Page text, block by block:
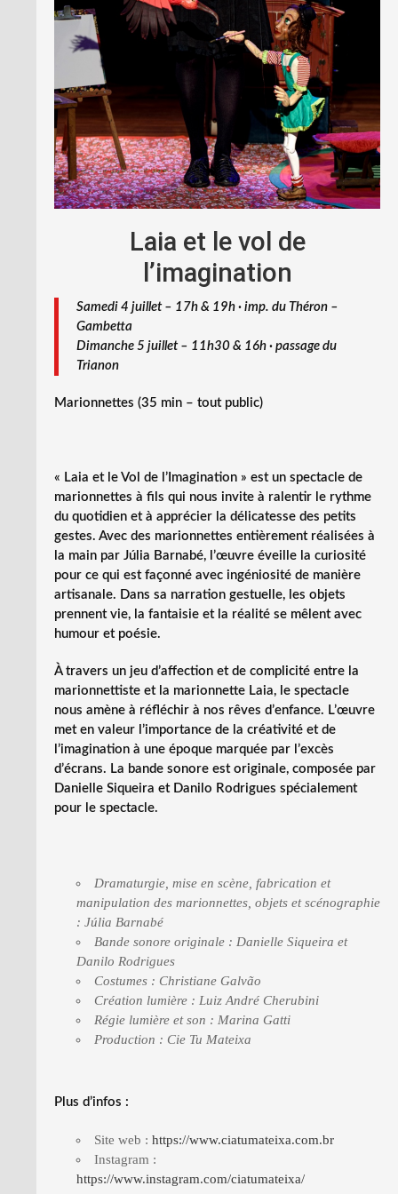
Laia et le vol de
l’imagination
Samedi 4 juillet – 17h & 19h · imp. du Théron –
Gambetta
Dimanche 5 juillet – 11h30 & 16h · passage du
Trianon
Marionnettes (35 min – tout public)
« Laia et le Vol de l’Imagination » est un spectacle de
marionnettes à fils qui nous invite à ralentir le rythme
du quotidien et à apprécier la délicatesse des petits
gestes. Avec des marionnettes entièrement réalisées à
la main par Júlia Barnabé, l’œuvre éveille la curiosité
pour ce qui est façonné avec ingéniosité de manière
artisanale. Dans sa narration gestuelle, les objets
prennent vie, la fantaisie et la réalité se mêlent avec
humour et poésie.
À travers un jeu d’affection et de complicité entre la
marionnettiste et la marionnette Laia, le spectacle
nous amène à réfléchir à nos rêves d’enfance. L’œuvre
met en valeur l’importance de la créativité et de
l’imagination à une époque marquée par l’excès
d’écrans. La bande sonore est originale, composée par
Danielle Siqueira et Danilo Rodrigues spécialement
pour le spectacle.
Dramaturgie, mise en scène, fabrication et
manipulation des marionnettes, objets et scénographie
: Júlia Barnabé
Bande sonore originale : Danielle Siqueira et
Danilo Rodrigues
Costumes : Christiane Galvão
Création lumière : Luiz André Cherubini
Régie lumière et son : Marina Gatti
Production : Cie Tu Mateixa
Plus d’infos :
Site web : https://www.ciatumateixa.com.br
Instagram :
https://www.instagram.com/ciatumateixa/